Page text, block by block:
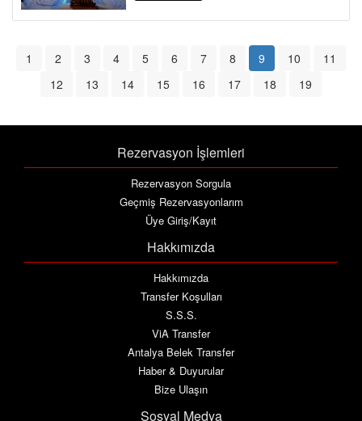
1 2 3 4 5 6 7 8 9 10
11
12
13 14 15 16 17 18 19
Rezervasyon İşlemleri
Rezervasyon Sorgula
Geçmiş Rezervasyonlarım
Üye Giriş/Kayıt
Hakkımızda
Hakkımızda
Transfer Koşulları
S.S.S.
ViA Transfer
Antalya Belek Transfer
Haber & Duyurular
Bize Ulaşın
Sosyal Medya